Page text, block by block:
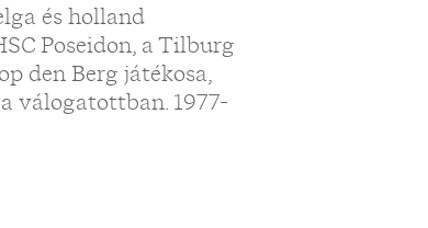
és holland
Poseidon, a Tilburg
den Berg játékosa,
válogatottban. 1977-